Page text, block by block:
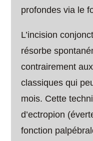
profondes via le
L’incision
résorbe
contrairement
classiques qui
mois. Cette
d’ectropion
fonction